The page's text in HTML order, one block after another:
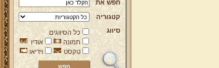
חפש את
קטגוריה
סיווג
כל הסיווגים
תמונה
אודיו
טקסט
וידיאו